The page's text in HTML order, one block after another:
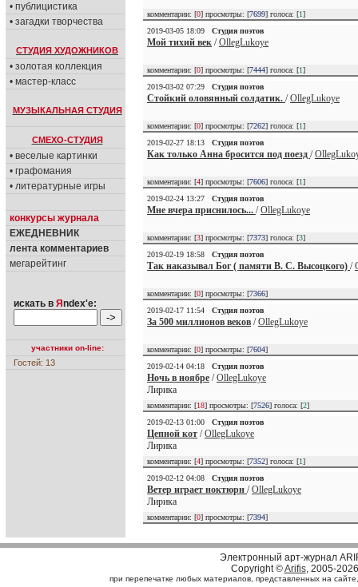
• публицистика
• загадки творчества
СТУДИЯ ХУДОЖНИКОВ
• золотая коллекция
• мастер-класс
МУЗЫКАЛЬНАЯ СТУДИЯ
СМЕХО-СТУДИЯ
• веселые картинки
• графомания
• литературные игры
конкурсы журнала
ЕЖЕДНЕВНИК
лента комментариев
мегарейтинг
искать в Я ndex'е:
участники on-line:
Гостей: 13
комментарии: [0] просмотры: [7699] голоса: [1]
2019-03-05 18:09
Студия поэтов
Мой тихий век /OllegLukoye
комментарии: [0] просмотры: [7444] голоса: [1]
2019-03-02 07:29
Студия поэтов
Стойкий оловянный солдатик. /OllegLukoye
комментарии: [0] просмотры: [7262] голоса: [1]
2019-02-27 18:13
Студия поэтов
Как только Анна бросится под поезд /
комментарии: [4] просмотры: [7606] голоса: [1]
2019-02-24 13:27
Студия поэтов
Мне вчера приснилось... /OllegLukoye
комментарии: [3] просмотры: [7373] голоса: [3]
2019-02-19 18:58
Студия поэтов
Так наказывал Бог ( памяти В. С. Высоцкого) /
комментарии: [0] просмотры: [7366]
2019-02-17 11:54
Студия поэтов
За 500 миллионов веков /OllegLukoye
комментарии: [0] просмотры: [7604]
2019-02-14 04:18
Студия поэтов
Ночь в ноябре /OllegLukoye
Лирика
комментарии: [18] просмотры: [7526] голоса: [2]
2019-02-13 01:00
Студия поэтов
Цепной кот /OllegLukoye
Лирика
комментарии: [4] просмотры: [7352] голоса: [1]
2019-02-12 04:08
Студия поэтов
Ветер играет ноктюрн /OllegLukoye
Лирика
комментарии: [0] просмотры: [7394]
Электронный арт-журнал
Copyright ©Arifis, 2005-2026
при перепечатке любых материалов, представленных на